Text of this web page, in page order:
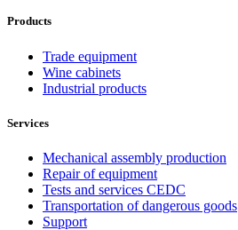
Products
Trade equipment
Wine cabinets
Industrial products
Services
Mechanical assembly production
Repair of equipment
Tests and services CEDC
Transportation of dangerous goods
Support